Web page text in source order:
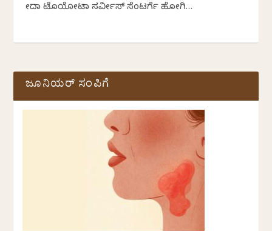
ಸೀದಾ ಟೊಯೋಟಾ ಸರ್ವೀಸ್ ಸೆಂಟರ್ಗೆ ಹೋಗಿ…
ಜೂನಿಯರ್ ಸಂಪಿಗೆ